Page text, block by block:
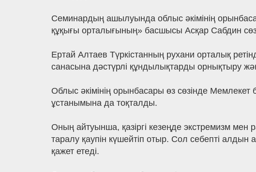
Семинардың ашылуында облыс әкімінің
құқығы орталығының» басшысы Асқар Сабдин
Ертай Алтаев Түркістанның рухани орталық
санасына дәстүрлі құндылықтарды орнықтыру
Облыс әкімінің орынбасары өз сөзінде
ұстанымына да тоқталды.
Оның айтуынша, қазіргі кезеңде экстремизм мен
таралу қаупін күшейтіп отыр. Сол себепті
қажет етеді.